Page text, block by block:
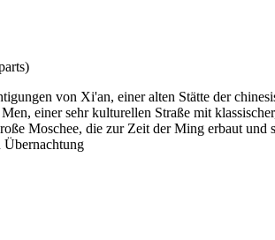
von Xi'an, einer alten Stätte der
einer sehr kulturellen Straße mit
Moschee, die zur Zeit der Ming erbaut und
Übernachtung